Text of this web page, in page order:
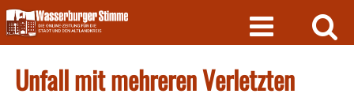
Skip
to
content
Unfall mit mehreren Verletzten